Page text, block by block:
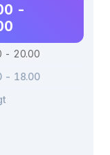
-
- 20.00
- 18.00